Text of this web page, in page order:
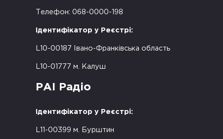
Телефон: 068-0000-198
Ідентифікатор у Реєстрі:
L10-00187 Івано-Франківська область
L10-01777 м. Калуш
РАІ Радіо
Ідентифікатор у Реєстрі:
L11-00399 м. Бурштин